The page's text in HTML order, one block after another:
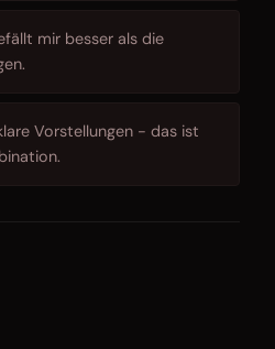
mir besser als die
Vorstellungen - das ist